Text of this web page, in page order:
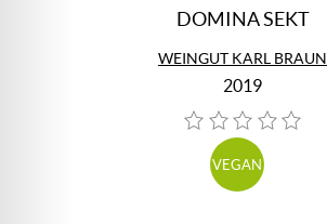
DOMINA SEKT
WEINGUT KARL BRAUN
2019
VEGAN